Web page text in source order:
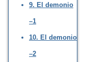
9. El demonio
–1
10. El demonio
–2